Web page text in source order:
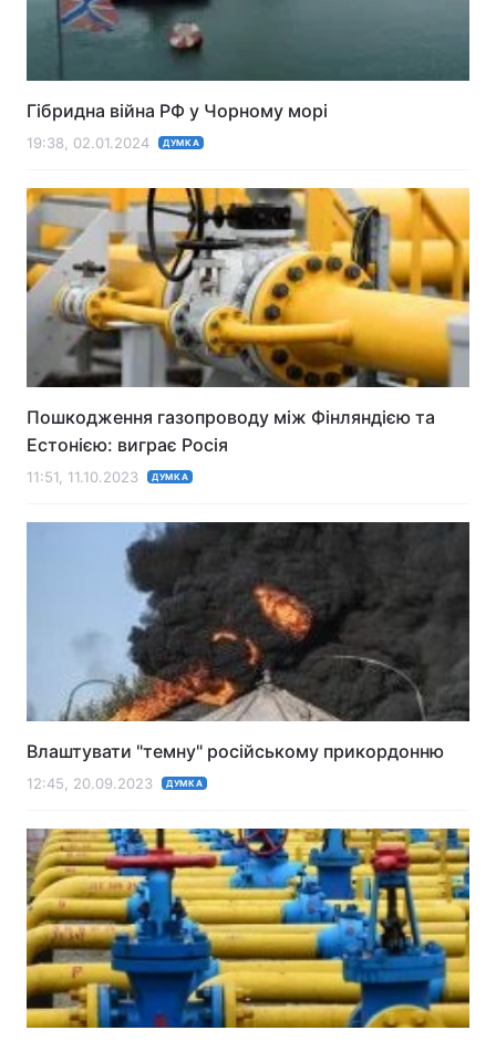
Гібридна війна РФ у Чорному морі
19:38, 02.01.2024 ДУМКА
Пошкодження газопроводу між Фінляндією та
Естонією: виграє Росія
11:51, 11.10.2023 ДУМКА
Влаштувати "темну" російському прикордонню
12:45, 20.09.2023 ДУМКА